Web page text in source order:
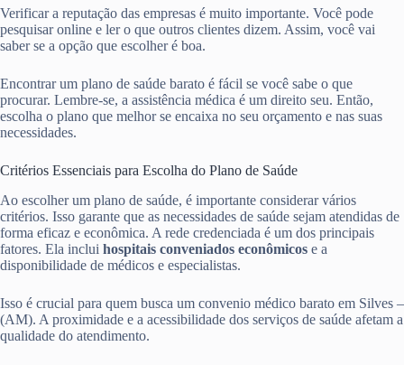
Verificar a reputação das empresas é muito importante. Você pode
pesquisar online e ler o que outros clientes dizem. Assim, você vai
saber se a opção que escolher é boa.
Encontrar um plano de saúde barato é fácil se você sabe o que
procurar. Lembre-se, a assistência médica é um direito seu. Então,
escolha o plano que melhor se encaixa no seu orçamento e nas suas
necessidades.
Critérios Essenciais para Escolha do Plano de Saúde
Ao escolher um plano de saúde, é importante considerar vários
critérios. Isso garante que as necessidades de saúde sejam atendidas de
forma eficaz e econômica. A rede credenciada é um dos principais
fatores. Ela inclui hospitais conveniados econômicos e a
disponibilidade de médicos e especialistas.
Isso é crucial para quem busca um convenio médico barato em Silves –
(AM). A proximidade e a acessibilidade dos serviços de saúde afetam a
qualidade do atendimento.